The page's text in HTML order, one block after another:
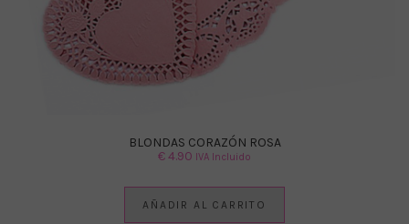
BLONDAS CORAZÓN ROSA
€4.90 IVA Incluido
AÑADIR AL CARRITO